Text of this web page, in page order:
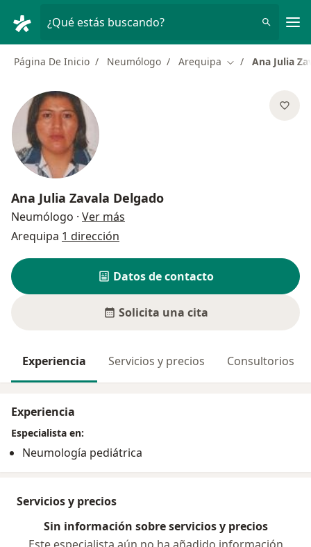
¿Qué estás buscando?
Página De Inicio Neumólogo Arequipa Cambiar de
Ana Julia
Ana Julia Zavala Delgado
Neumólogo · Ver más
Arequipa 1 dirección
Datos de contacto
Solicita una cita
Experiencia Servicios y precios Consultorios
Experiencia
Especialista en:
Neumología pediátrica
Servicios y precios
Sin información sobre servicios y precios